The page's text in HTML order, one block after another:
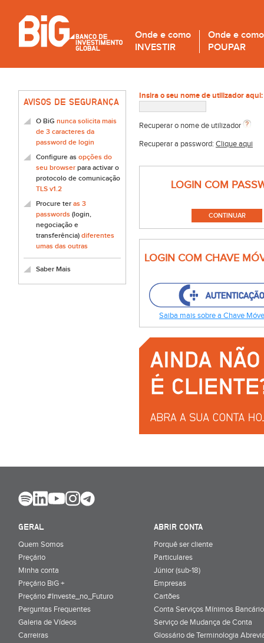
Onde e como
INVESTIR
Onde e como
POUPAR
AVISOS DE SEGURANÇA
O BiG nunca solicita mais
de 3 caracteres da
password de login
Configure as opções do
seu browser para activar o
protocolo de comunicação
TLS v1.2
Procure ter as 3
passwords (login,
negociação e
transferência) diferentes
umas das outras
Saber Mais
Insira o seu nome de utilizador aqui:
Recuperar o nome de utilizador
Recuperar a password: Clique aqui
LOGIN COM
LOGIN COM CHAVE
Saiba mais sobre a Chave
GERAL
Quem Somos
Preçário
Minha conta
Preçário BiG +
Preçário #Investe_no_Futuro
Perguntas Frequentes
Galeria de Vídeos
Carreiras
ABRIR CONTA
Porquê ser cliente
Particulares
Júnior (sub-18)
Empresas
Cartões
Conta Serviços Mínimos
Serviço de Mudança de Conta
Glossário de Terminologia